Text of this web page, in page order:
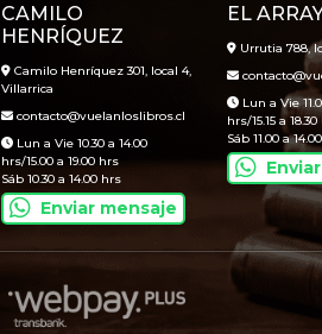
CAMILO
HENRÍQUEZ
Camilo Henríquez 301, local 4,
Villarrica
contacto@vuelanloslibros.cl
Lun a Vie 10.30 a 14.00
hrs/15.00 a 19.00 hrs
Sáb 10.30 a 14.00 hrs
Enviar mensaje
EL
Urrutia 788,
Lun a Vie
hrs/15.15 a
Sáb 11.00 a